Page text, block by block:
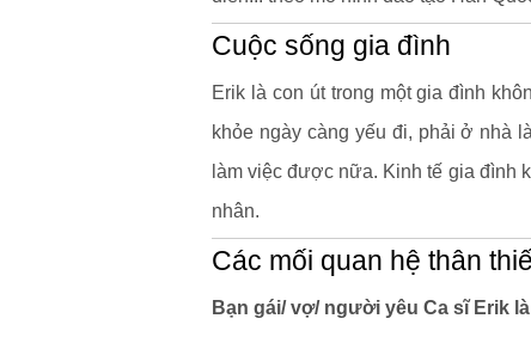
Cuộc sống gia đình
Erik là con út trong một gia đình
khỏe ngày càng yếu đi, phải ở nhà
làm việc được nữa. Kinh tế gia đình
nhân.
Các mối quan hệ thân
Bạn gái/ vợ/ người yêu Ca sĩ Erik